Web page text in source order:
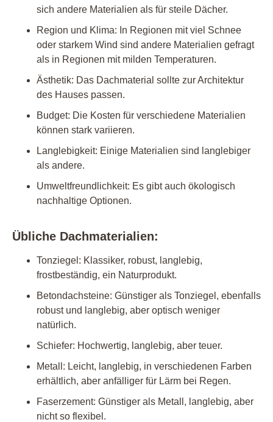
sich andere Materialien als für steile Dächer.
Region und Klima: In Regionen mit viel Schnee
oder starkem Wind sind andere Materialien gefragt
als in Regionen mit milden Temperaturen.
Ästhetik: Das Dachmaterial sollte zur Architektur
des Hauses passen.
Budget: Die Kosten für verschiedene Materialien
können stark variieren.
Langlebigkeit: Einige Materialien sind langlebiger
als andere.
Umweltfreundlichkeit: Es gibt auch ökologisch
nachhaltige Optionen.
Übliche Dachmaterialien:
Tonziegel: Klassiker, robust, langlebig,
frostbeständig, ein Naturprodukt.
Betondachsteine: Günstiger als Tonziegel, ebenfalls
robust und langlebig, aber optisch weniger
natürlich.
Schiefer: Hochwertig, langlebig, aber teuer.
Metall: Leicht, langlebig, in verschiedenen Farben
erhältlich, aber anfälliger für Lärm bei Regen.
Faserzement: Günstiger als Metall, langlebig, aber
nicht so flexibel.